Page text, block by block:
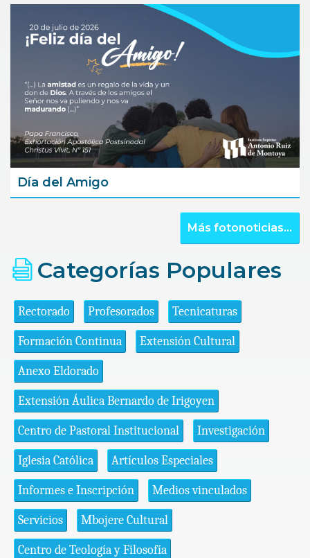
Día del Amigo
Más fotonoticias...
Categorías Populares
Rectorado Profesorados Tecnicaturas
Formación Continua Extensión Cultural
Anexo Eldorado
Extensión Áulica Bernardo de Irigoyen
Centro de Pastoral Institucional Investigación
Iglesia Católica Artículos Especiales
Informes e Inscripción Medios vinculados
Servicios Mbojere Cultural
Centro de Teología y Filosofía